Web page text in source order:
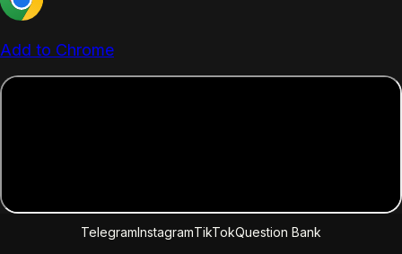
Add to Chrome
TelegramInstagramTikTokQuestion Bank